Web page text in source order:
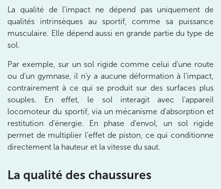
La qualité de l’impact ne dépend pas uniquement de
qualités intrinsèques au sportif, comme sa puissance
musculaire. Elle dépend aussi en grande partie du type de
sol.
Par exemple, sur un sol rigide comme celui d’une route
ou d’un gymnase, il n’y a aucune déformation à l’impact,
contrairement à ce qui se produit sur des surfaces plus
souples. En effet, le sol interagit avec l’appareil
locomoteur du sportif, via un mécanisme d’absorption et
restitution d’énergie. En phase d’envol, un sol rigide
permet de multiplier l’effet de piston, ce qui conditionne
directement la hauteur et la vitesse du saut.
La qualité des chaussures
Prenez RDV sur
Prenez RDV sur
IK PARIS 8 – SAINT-LAZARE
20 Rue de la Pépinière 75008 Paris
20 Rue de la Pépinière 75008 Paris
01 55 06 05 07
Prenez RDV sur
Prenez RDV sur
PARIS 9 – PETRELLE